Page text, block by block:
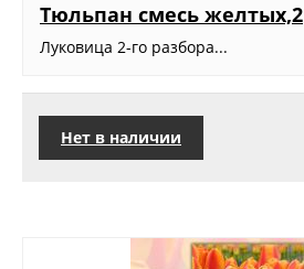
Тюльпан смесь желтых,2
Луковица 2-го разбора...
Нет в наличии